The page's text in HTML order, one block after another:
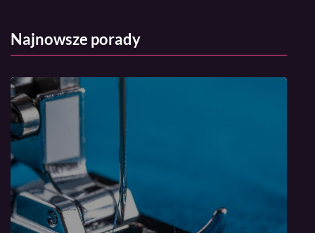
Najnowsze porady